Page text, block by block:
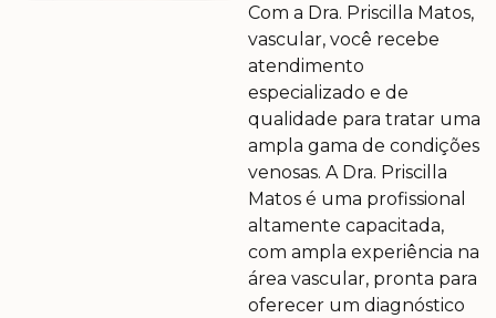
Com a Dra. Priscilla Matos,
vascular, você recebe
atendimento
especializado e de
qualidade para tratar uma
ampla gama de condições
venosas. A Dra. Priscilla
Matos é uma profissional
altamente capacitada,
com ampla experiência na
área vascular, pronta para
oferecer um diagnóstico